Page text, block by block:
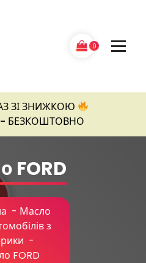
0
ЗІ ЗНИЖКОЮ
- БЕЗКОШТОВНО
FORD
- Масло
з
-
FORD